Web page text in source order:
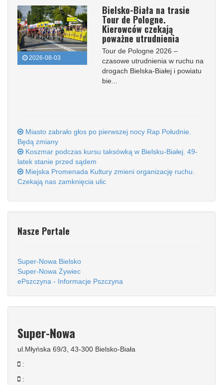
2026-08-03
Bielsko-Biała na trasie
Tour de Pologne.
Kierowców czekają
poważne utrudnienia
Tour de Pologne 2026 –
czasowe utrudnienia w ruchu na
drogach Bielska-Białej i powiatu
bie...
Miasto zabrało głos po pierwszej nocy Rap Południe.
Będą zmiany
Koszmar podczas kursu taksówką w Bielsku-Białej. 49-
latek stanie przed sądem
Miejska Promenada Kultury zmieni organizację ruchu.
Czekają nas zamknięcia ulic
Nasze Portale
Super-Nowa Bielsko
Super-Nowa Żywiec
ePszczyna - Informacje Pszczyna
Super-Nowa
ul.Młyńska 69/3, 43-300 Bielsko-Biała
:
: